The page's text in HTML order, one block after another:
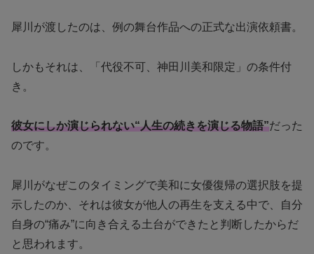
犀川が渡したのは、例の舞台作品への正式な出演依頼書。
しかもそれは、「代役不可、神田川美和限定」の条件付
き。
彼女にしか演じられない“人生の続きを演じる物語”だった
のです。
犀川がなぜこのタイミングで美和に女優復帰の選択肢を提
示したのか、それは彼女が他人の再生を支える中で、自分
自身の“痛み”に向き合える土台ができたと判断したからだ
と思われます。